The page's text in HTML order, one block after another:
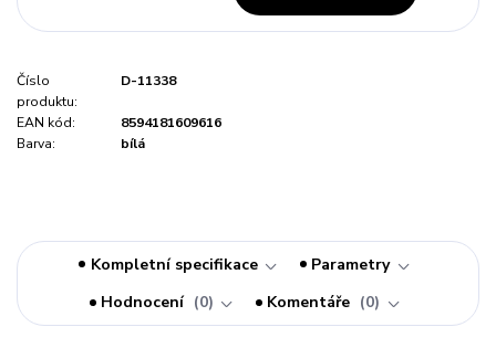
Číslo
produktu:
D-11338
EAN kód:
8594181609616
Barva:
bílá
Kompletní specifikace
Parametry
Hodnocení
0 Komentáře 0